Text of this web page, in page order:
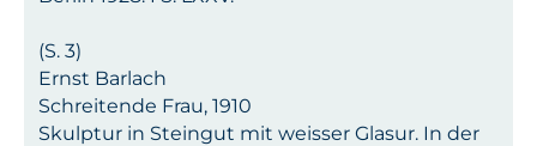
(S. 3)
Ernst Barlach
Schreitende Frau, 1910
Skulptur in Steingut mit weisser Glasur. In der